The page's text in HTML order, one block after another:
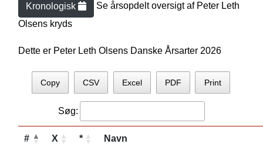
Kronologisk Se årsopdelt oversigt af Peter Leth
Olsens kryds
Dette er Peter Leth Olsens Danske Årsarter 2026
Copy CSV Excel PDF Print
Søg:
# X * Navn